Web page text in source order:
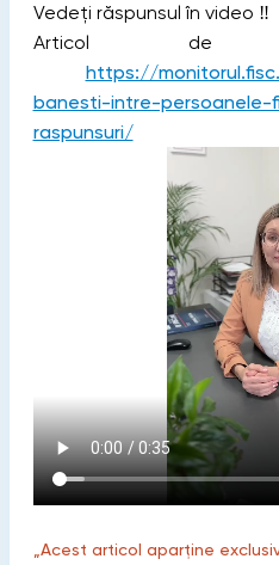
Vedeți răspunsul în video ‼️
Articol de
https://
banesti-intre-persoanele-
raspunsuri/
„Acest articol aparține